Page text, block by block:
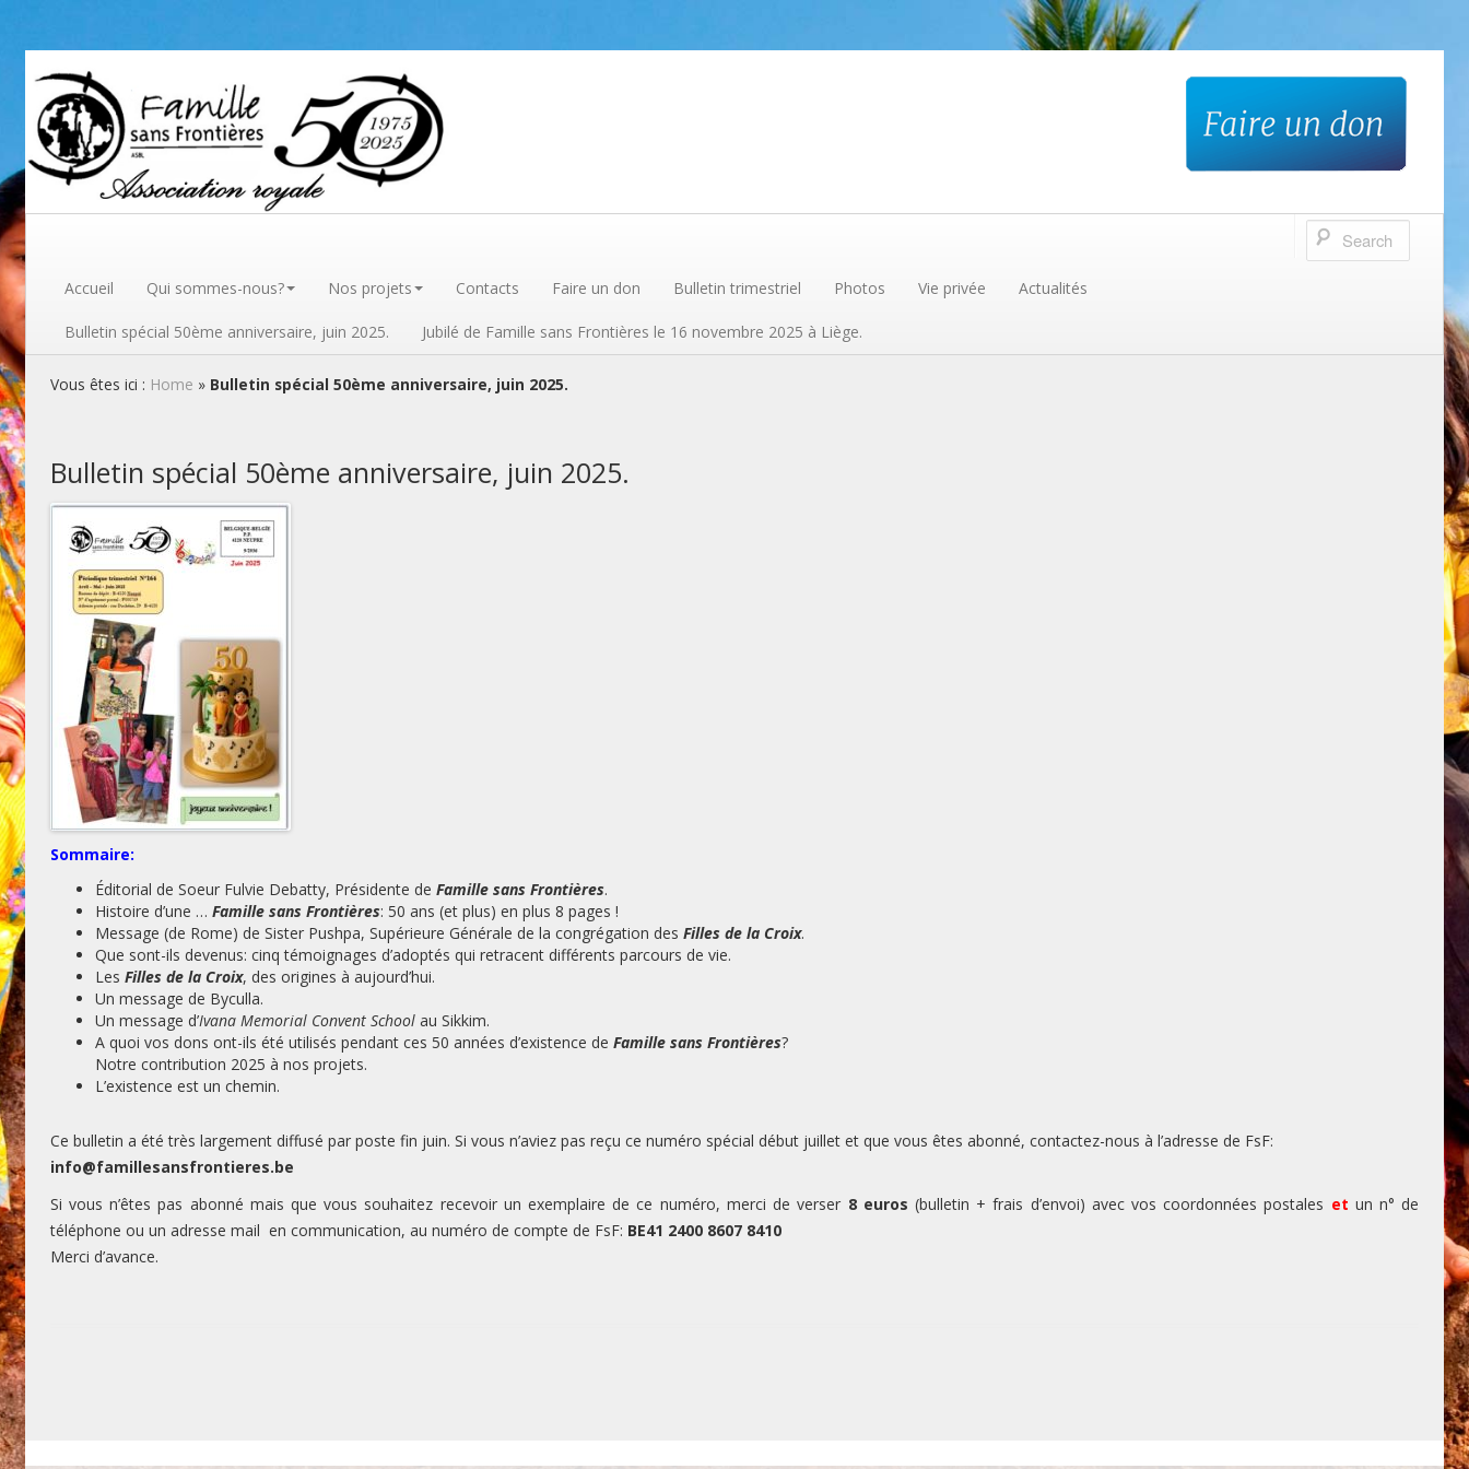
Famille sans frontières
Accueil Qui sommes-nous? Nos projets Contacts Faire un don Bulletin trimestriel Photos Vie privée Actualités
Bulletin spécial 50ème anniversaire, juin 2025. Jubilé de Famille sans Frontières le 16 novembre 2025 à Liège.
Vous êtes ici : Home » Bulletin spécial 50ème anniversaire, juin 2025.
Bulletin spécial 50ème anniversaire, juin 2025.
Sommaire:
Éditorial de Soeur Fulvie Debatty, Présidente de Famille sans Frontières.
Histoire d’une … Famille sans Frontières: 50 ans (et plus) en plus 8 pages !
Message (de Rome) de Sister Pushpa, Supérieure Générale de la congrégation des Filles de la Croix.
Que sont-ils devenus: cinq témoignages d’adoptés qui retracent différents parcours de vie.
Les Filles de la Croix, des origines à aujourd’hui.
Un message de Byculla.
Un message d’Ivana Memorial Convent Schoolau Sikkim.
A quoi vos dons ont-ils été utilisés pendant ces 50 années d’existence de Famille sans Frontières?
Notre contribution 2025 à nos projets.
L’existence est un chemin.
Ce bulletin a été très largement diffusé par poste fin juin. Si vous n’aviez pas reçu ce numéro spécial début juillet et que vous êtes abonné, contactez-nous à l’adresse de FsF:
info@famillesansfrontieres.be
Si vous n’êtes pas abonné mais que vous souhaitez recevoir un exemplaire de ce numéro, merci de verser 8 euros (bulletin + frais d’envoi) avec vos coordonnées postales et un n° de
téléphone ou un adresse mail en communication, au numéro de compte de FsF: BE41 2400 8607 8410
Merci d’avance.